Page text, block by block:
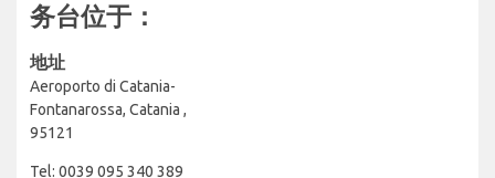
务台位于：
地址
Aeroporto di Catania-
Fontanarossa, Catania ,
95121
Tel: 0039 095 340 389